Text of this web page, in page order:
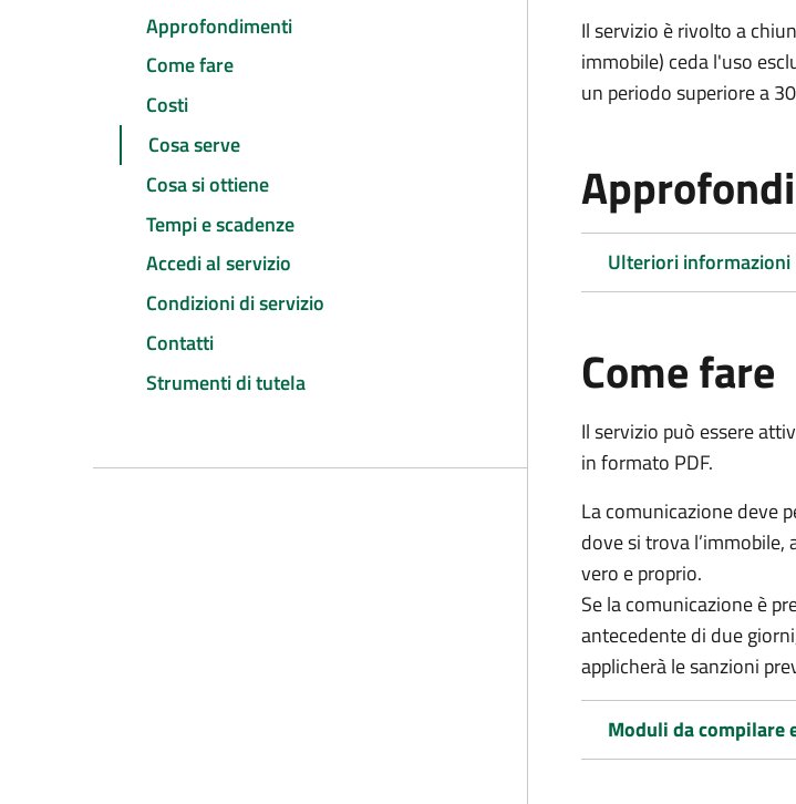
Approfondimenti
Come fare
Costi
Cosa serve
Cosa si ottiene
Tempi e scadenze
Accedi al servizio
Condizioni di servizio
Contatti
Strumenti di tutela
Il servizio è rivolto a
immobile) ceda l'uso
un periodo superiore a
Ulteriori informazioni
Come fare
Il servizio può essere
in formato PDF.
La comunicazione deve
dove si trova
vero e proprio.
Se la comunicazione è
antecedente di due
applicherà le sanzioni
Moduli da compilare